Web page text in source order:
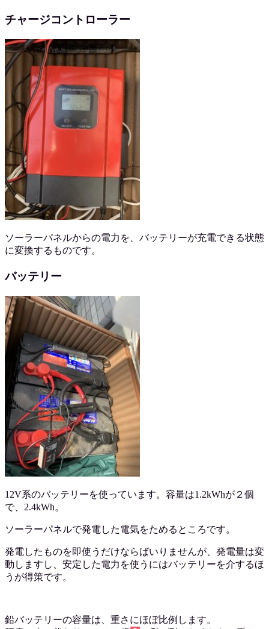
チャージコントローラー
ソーラーパネルからの電力を、バッテリーが充電できる状態
に変換するものです。
バッテリー
12V系のバッテリーを使っています。容量は1.2kWhが２個
で、2.4kWh。
ソーラーパネルで発電した電気をためるところです。
発電したものを即使うだけならばいりませんが、発電量は変
動しますし、安定した電力を使うにはバッテリーを介するほ
うが得策です。
鉛バッテリーの容量は、重さにほぼ比例します。